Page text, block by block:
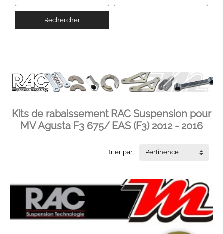
Rechercher
Kits de rabaissement RAC Suspension pour
MV Agusta F3 675/ EAS (F3) 2012 - 2016
Trier par : Pertinence